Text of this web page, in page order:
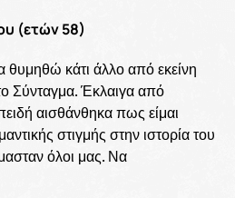
(ετών 58)
κάτι άλλο από εκείνη
Σύνταγμα. Έκλαιγα από
αισθάνθηκα πως είμαι
στιγμής στην ιστορία του
όλοι μας. Να